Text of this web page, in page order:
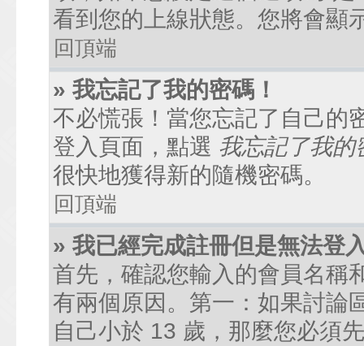
看到您的上線狀態。您將會顯
回頂端
» 我忘記了我的密碼！
不必慌張！當您忘記了自己的
登入頁面，點選 我忘記了我的
很快地獲得新的隨機密碼。
回頂端
» 我已經完成註冊但是無法登
首先，確認您輸入的會員名稱
有兩個原因。第一：如果討論
自己小於 13 歲，那麼您必須